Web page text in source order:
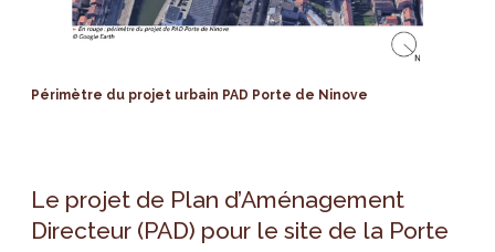
Périmètre du projet urbain PAD Porte de Ninove
Le projet de Plan d’Aménagement
Directeur (PAD) pour le site de la Porte